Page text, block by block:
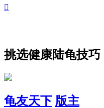

挑选健康陆龟技巧
龟友天下 版主